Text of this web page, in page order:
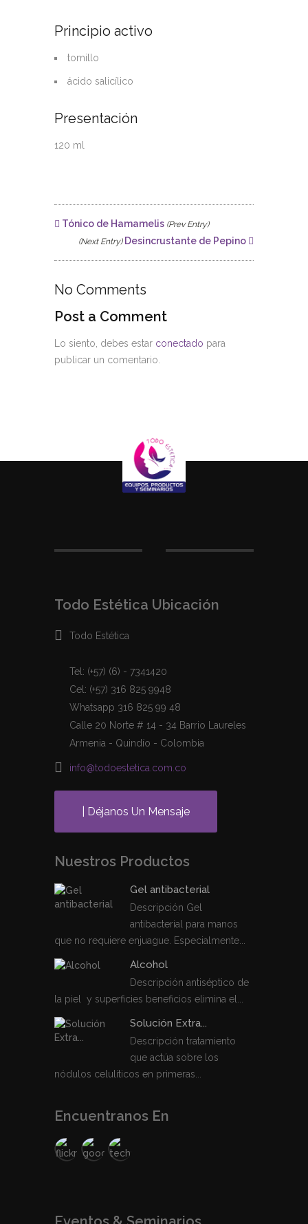
Principio activo
tomillo
ácido salicílico
Presentación
120 ml
Tónico de Hamamelis (Prev Entry)
(Next Entry)Desincrustante de Pepino
No Comments
Post a Comment
Lo siento, debes estar conectado para
publicar un comentario.
Todo Estética Ubicación
Todo Estética
Tel: (+57) (6) - 7341420
Cel: (+57) 316 825 9948
Whatsapp 316 825 99 48
Calle 20 Norte # 14 - 34 Barrio Laureles
Armenia - Quindío - Colombia
info@todoestetica.com.co
| Déjanos Un Mensaje
Nuestros Productos
Gel antibacterial
Descripción Gel
antibacterial para manos
que no requiere enjuague. Especialmente...
Alcohol
Descripción antiséptico de
la piel y superficies beneficios elimina el...
Solución Extra...
Descripción tratamiento
que actúa sobre los
nódulos celulíticos en primeras...
Encuentranos En